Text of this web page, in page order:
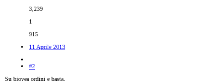
3,239
1
915
11 Aprile 2013
#2
Su biovea ordini e basta.